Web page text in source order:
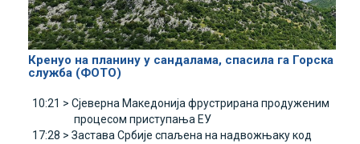
Кренуо на планину у сандалама, спасила га Горска
служба (ФОТО)
10:21 > Сјеверна Македонија фрустрирана продуженим
процесом приступања ЕУ
17:28 > Застава Србије спаљена на надвожњаку код